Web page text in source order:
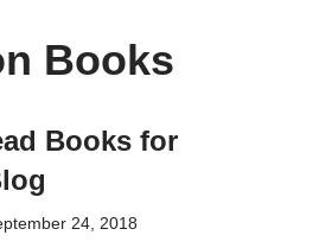
Books
Books for
24, 2018